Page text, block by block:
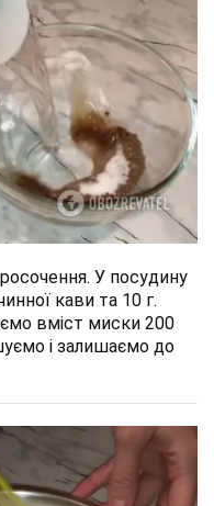
У посудину
кави та 10 г.
вміст миски 200
і залишаємо до